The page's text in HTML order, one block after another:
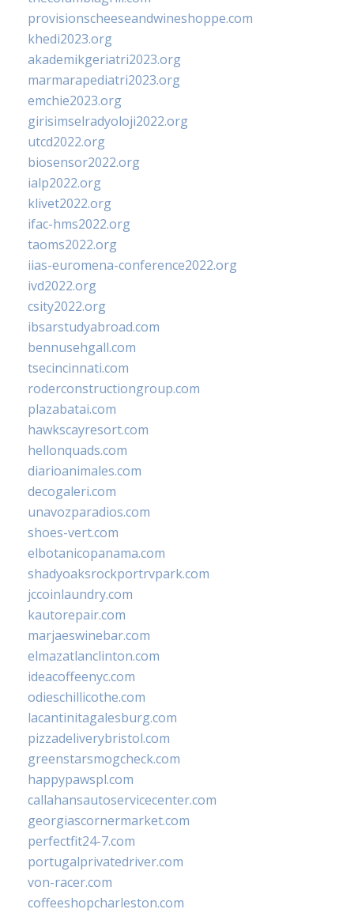
provisionscheeseandwineshoppe.com
khedi2023.org
akademikgeriatri2023.org
marmarapediatri2023.org
emchie2023.org
girisimselradyoloji2022.org
utcd2022.org
biosensor2022.org
ialp2022.org
klivet2022.org
ifac-hms2022.org
taoms2022.org
iias-euromena-conference2022.org
ivd2022.org
csity2022.org
ibsarstudyabroad.com
bennusehgall.com
tsecincinnati.com
roderconstructiongroup.com
plazabatai.com
hawkscayresort.com
hellonquads.com
diarioanimales.com
decogaleri.com
unavozparadios.com
shoes-vert.com
elbotanicopanama.com
shadyoaksrockportrvpark.com
jccoinlaundry.com
kautorepair.com
marjaeswinebar.com
elmazatlanclinton.com
ideacoffeenyc.com
odieschillicothe.com
lacantinitagalesburg.com
pizzadeliverybristol.com
greenstarsmogcheck.com
happypawspl.com
callahansautoservicecenter.com
georgiascornermarket.com
perfectfit24-7.com
portugalprivatedriver.com
von-racer.com
coffeeshopcharleston.com